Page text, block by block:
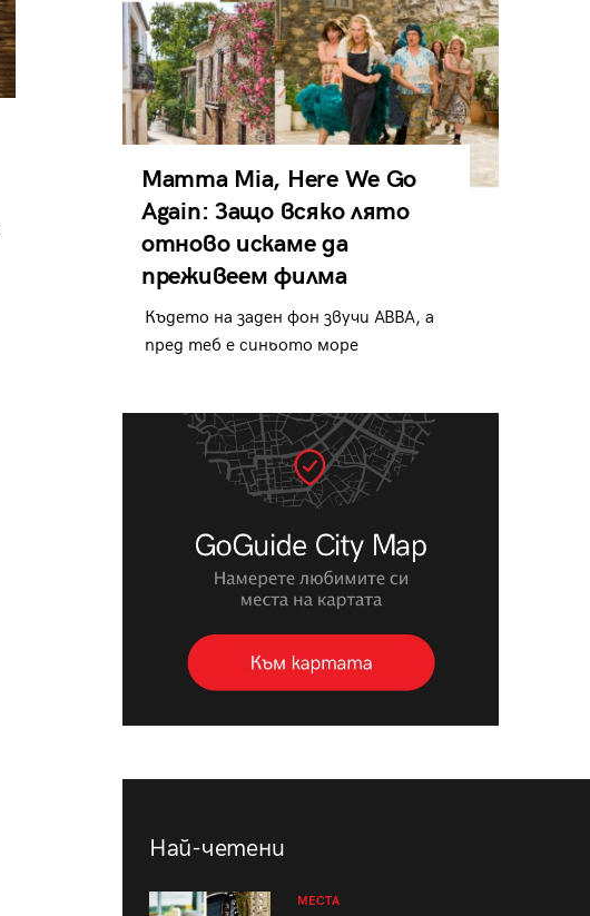
Mamma Mia, Here We Go
Again: Защо всяко лято
отново искаме да
преживеем филма
Където на заден фон звучи ABBA, а
пред теб е синьото море
Най-четени
МЕСТА